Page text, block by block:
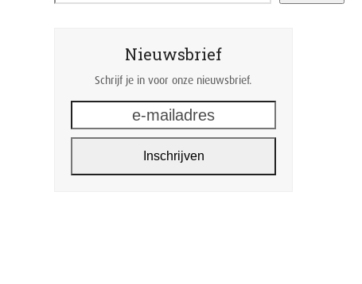
Nieuwsbrief
Schrijf je in voor onze nieuwsbrief.
mailadres
Inschrijven